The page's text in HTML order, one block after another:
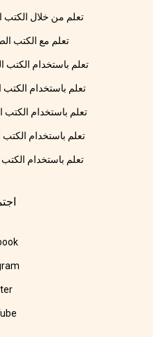
تعلم من خلال الكتب
تعلم مع الكتب
تعلم باستخدام الكتب
تعلم باستخدام الكتب
تعلم باستخدام الكتب
تعلم باستخدام الكتب
تعلم باستخدام الكتب